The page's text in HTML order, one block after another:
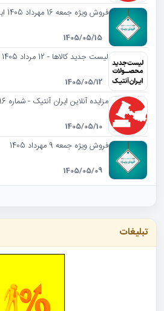
فروش ویژه جمعه 16 مهرداد 1405 ایران آنتیک + هدیه ویژه
1405/05/15
لیست جدید کالاها - 12 مرداد 1405
1405/05/12
مزایده آنلاین ایران آنتیک - شماره 196
1405/05/10
فروش ویژه جمعه 9 مهرداد 1405
1405/05/09
تبلیغات